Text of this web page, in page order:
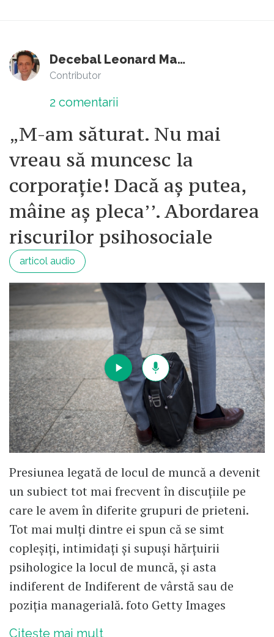
Decebal Leonard Marin
Contributor
2 comentarii
„M-am săturat. Nu mai
vreau să muncesc la
corporație! Dacă aș putea,
mâine aș pleca’’. Abordarea
riscurilor psihosociale
articol audio
Presiunea legată de locul de muncă a devenit
un subiect tot mai frecvent în discuțiile pe
care le avem în diferite grupuri de prieteni.
Tot mai mulți dintre ei spun că se simt
copleșiți, intimidați și supuși hărțuirii
psihologice la locul de muncă, și asta
indiferent de Indiferent de vârstă sau de
poziția managerială. foto Getty Images
Citește mai mult